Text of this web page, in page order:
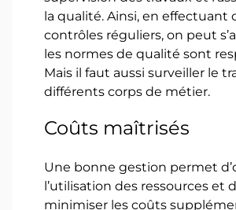
la qualité. Ainsi, en effectuant
contrôles réguliers, on peut
les normes de qualité sont
Mais il faut aussi surveiller le
différents corps de métier.
Coûts maîtrisés
Une bonne gestion permet
l’utilisation des ressources et
minimiser les coûts